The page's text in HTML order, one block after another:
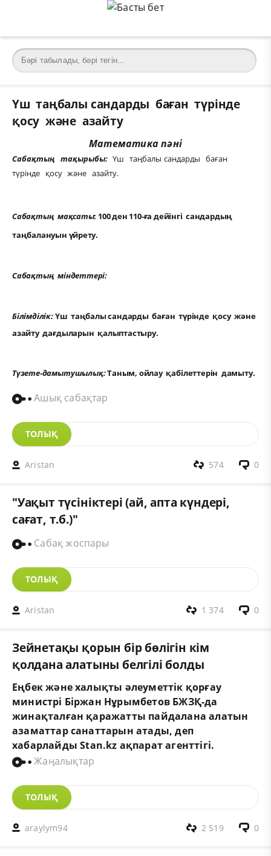
Үш таңбалы сандарды баған түрінде
қосу және азайту
Математика пәні
Сабақтың тақырыбы:Үш таңбалы сандарды баған
түрінде қосу және азайту.
Сабақтың мақсаты: 100 ден 110-ға дейінгі сандардың
таңбалануын үйрету.
Сабақтың міндеттері:
Білімділік:Үш таңбалы сандарды баған түрінде қосу және
азайту дағдыларын қалыптастыру.
Түзете-дамытушылық:Таным, ойлау қабілеттерін дамыту.
Ашық сабақтар
ТОЛЫҚ
Aristan 0
574
"Уақыт түсініктері (ай, апта күндері,
сағат, т.б.)"
Сабақ жоспары
ТОЛЫҚ
Aristan 0
1 374
Зейнетақы қорын бір бөлігін кім
қолдана алатыны белгілі болды
Еңбек және халықты әлеуметтік қорғау
министрі Біржан Нұрымбетов БЖЗҚ-да
жинақталған қаражатты пайдалана алатын
азаматтар санаттарын атады, деп
хабарлайдыStan.kz ақпарат агенттігі.
Жаңалықтар
ТОЛЫҚ
araylym94 0
2 519